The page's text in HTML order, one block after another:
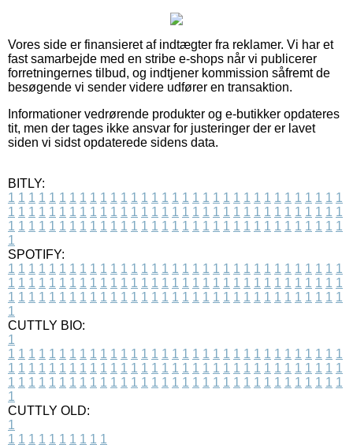
Vores side er finansieret af indtægter fra reklamer. Vi har et
fast samarbejde med en stribe e-shops når vi publicerer
forretningernes tilbud, og indtjener kommission såfremt de
besøgende vi sender videre udfører en transaktion.
Informationer vedrørende produkter og e-butikker opdateres
tit, men der tages ikke ansvar for justeringer der er lavet
siden vi sidst opdaterede sidens data.
BITLY:
1 1 1 1 1 1 1 1 1 1 1 1 1 1 1 1 1 1 1 1 1 1 1 1 1 1 1 1 1 1 1 1 1
1 1 1 1 1 1 1 1 1 1 1 1 1 1 1 1 1 1 1 1 1 1 1 1 1 1 1 1 1 1 1 1 1
1 1 1 1 1 1 1 1 1 1 1 1 1 1 1 1 1 1 1 1 1 1 1 1 1 1 1 1 1 1 1 1 1
1
SPOTIFY:
1 1 1 1 1 1 1 1 1 1 1 1 1 1 1 1 1 1 1 1 1 1 1 1 1 1 1 1 1 1 1 1 1
1 1 1 1 1 1 1 1 1 1 1 1 1 1 1 1 1 1 1 1 1 1 1 1 1 1 1 1 1 1 1 1 1
1 1 1 1 1 1 1 1 1 1 1 1 1 1 1 1 1 1 1 1 1 1 1 1 1 1 1 1 1 1 1 1 1
1
CUTTLY BIO:
1
1 1 1 1 1 1 1 1 1 1 1 1 1 1 1 1 1 1 1 1 1 1 1 1 1 1 1 1 1 1 1 1 1
1 1 1 1 1 1 1 1 1 1 1 1 1 1 1 1 1 1 1 1 1 1 1 1 1 1 1 1 1 1 1 1 1
1 1 1 1 1 1 1 1 1 1 1 1 1 1 1 1 1 1 1 1 1 1 1 1 1 1 1 1 1 1 1 1 1
1
CUTTLY OLD:
1
1 1 1 1 1 1 1 1 1 1